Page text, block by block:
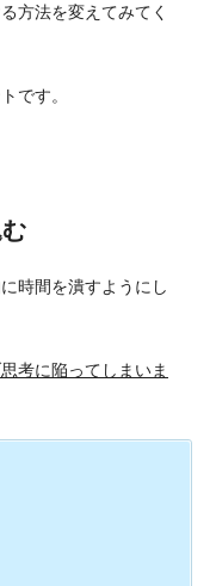
方法を変えてみてく
です。
時間を潰すようにし
考に陥ってしまいま